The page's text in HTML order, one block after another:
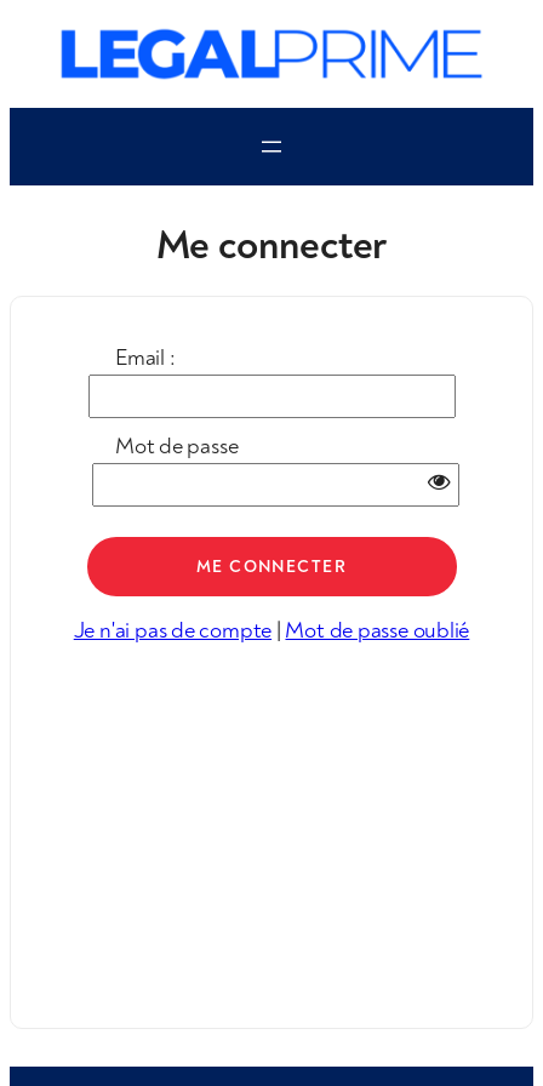
contenu
Me connecter
Email :
Mot de passe
Je n'ai pas de compte | Mot de passe oublié